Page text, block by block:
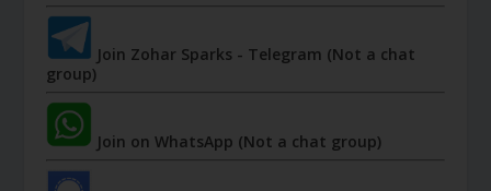
Join Zohar Sparks - Telegram (Not a chat
group)
Join on WhatsApp (Not a chat group)